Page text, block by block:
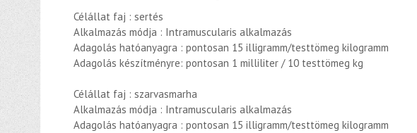
Célállat faj : sertés
Alkalmazás módja : Intramuscularis alkalmazás
Adagolás hatóanyagra : pontosan 15 illigramm/testtömeg kilogramm
Adagolás készítményre: pontosan 1 milliliter / 10 testtömeg kg
Célállat faj : szarvasmarha
Alkalmazás módja : Intramuscularis alkalmazás
Adagolás hatóanyagra : pontosan 15 illigramm/testtömeg kilogramm